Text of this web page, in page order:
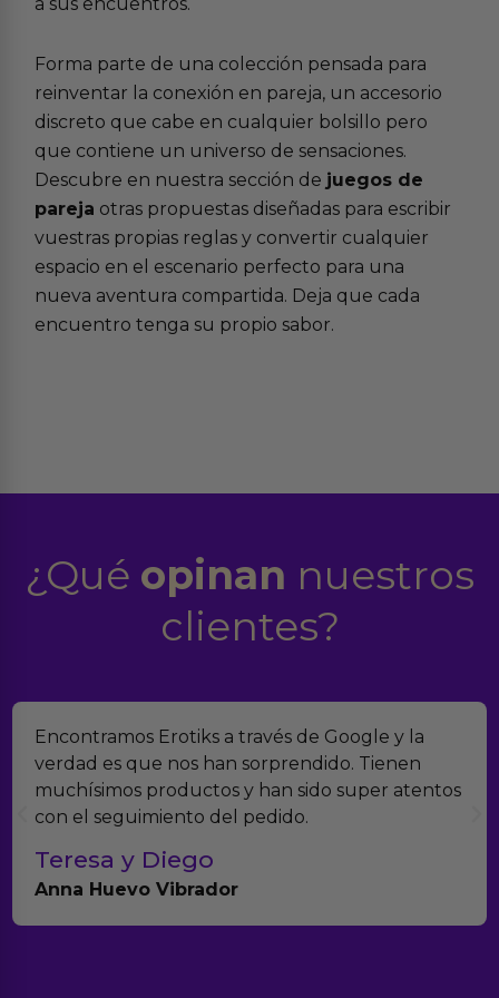
Forma parte de una colección pensada para
reinventar la conexión en pareja, un accesorio
discreto que cabe en cualquier bolsillo pero
que contiene un universo de sensaciones.
Descubre en nuestra sección de juegos de
pareja otras propuestas diseñadas para escribir
vuestras propias reglas y convertir cualquier
espacio en el escenario perfecto para una
nueva aventura compartida. Deja que cada
encuentro tenga su propio sabor.
¿Qué opinan nuestros
clientes?
Suelo comprar en tiendas eróticas online, y
Erotiks es una de las que más me gustan. No he
tenido nunca ningún problema con los
productos.
Paula A.
Brightpurple Vibrador y Rotador